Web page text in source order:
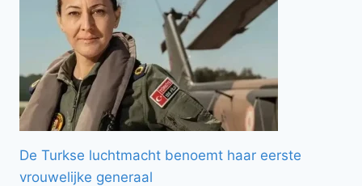
De Turkse luchtmacht benoemt haar eerste
vrouwelijke generaal